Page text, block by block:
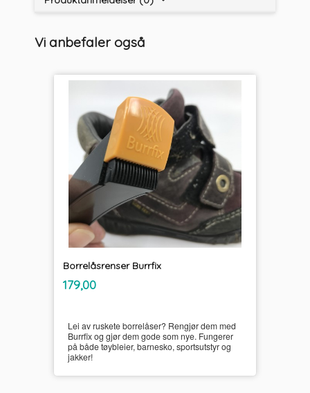
Vi anbefaler også
Borrelåsrenser Burrfix
Pris
179,00inkl.
mva.
Lei av ruskete borrelåser? Rengjør dem med
Burrfix og gjør dem gode som nye. Fungerer
på både tøybleier, barnesko, sportsutstyr og
jakker!